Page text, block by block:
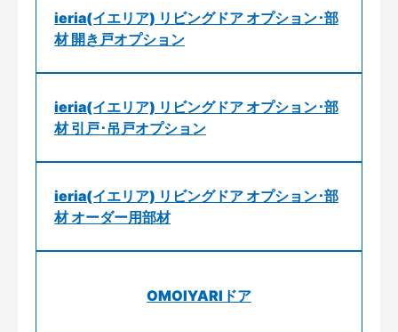
ieria(イエリア) リビングドア オプション･部
材 開き戸オプション
ieria(イエリア) リビングドア オプション･部
材 引戸･吊戸オプション
ieria(イエリア) リビングドア オプション･部
材 オーダー用部材
OMOIYARIドア